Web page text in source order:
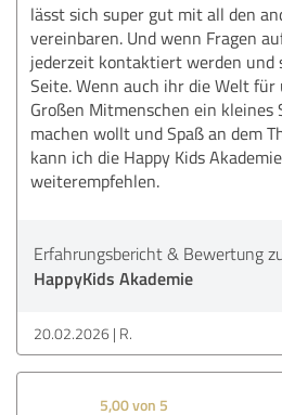
lässt sich super gut mit all den
vereinbaren. Und wenn Fragen
jederzeit kontaktiert werden
Seite. Wenn auch ihr die Welt für
Großen Mitmenschen ein kleines
machen wollt und Spaß an dem
kann ich die Happy Kids
weiterempfehlen.
Erfahrungsbericht & Bewertung
HappyKids Akademie
20.02.2026 R.
5,00 von 5